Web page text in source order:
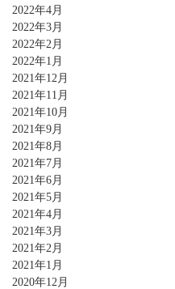
2022年4月
2022年3月
2022年2月
2022年1月
2021年12月
2021年11月
2021年10月
2021年9月
2021年8月
2021年7月
2021年6月
2021年5月
2021年4月
2021年3月
2021年2月
2021年1月
2020年12月